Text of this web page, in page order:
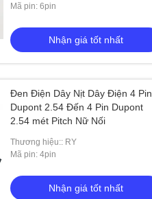
Mã pin: 6pin
Nhận giá tốt nhất
Đen Điện Dây Nịt Dây Điện 4 Pin
Dupont 2.54 Đến 4 Pin Dupont
2.54 mét Pitch Nữ Nối
Thương hiệu:: RY
Mã pin: 4pin
Nhận giá tốt nhất